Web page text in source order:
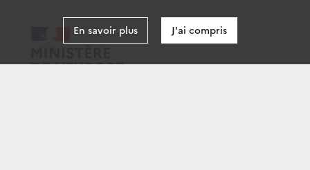
En savoir plus J'ai compris